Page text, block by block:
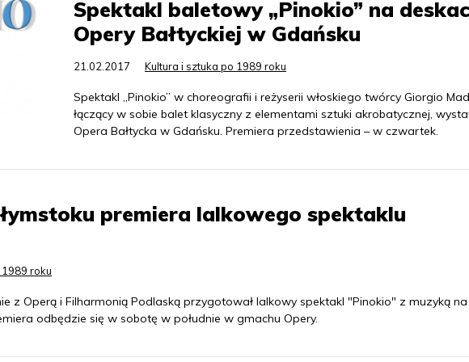
Spektakl baletowy „Pinokio” na
Opery Bałtyckiej w Gdańsku
21.02.2017 Kultura i sztuka po 1989 roku
Spektakl „Pinokio” w choreografii i reżyserii włoskiego twórcy Giorgio
łączący w sobie balet klasyczny z elementami sztuki akrobatycznej,
Opera Bałtycka w Gdańsku. Premiera przedstawienia – w czwartek.
premiera lalkowego spektaklu
roku
z Operą i Filharmonią Podlaską przygotował lalkowy spektakl "Pinokio" z muzyką
odbędzie się w sobotę w południe w gmachu Opery.